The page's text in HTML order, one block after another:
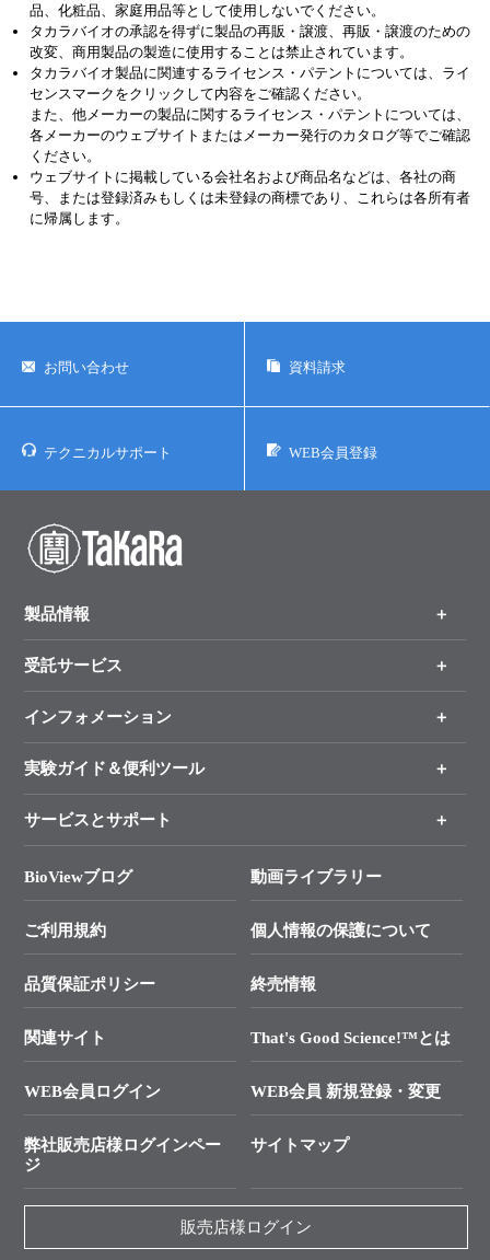
品、化粧品、家庭用品等として使用しないでください。
タカラバイオの承認を得ずに製品の再販・譲渡、再販・譲渡のための
改変、商用製品の製造に使用することは禁止されています。
タカラバイオ製品に関連するライセンス・パテントについては、ライ
センスマークをクリックして内容をご確認ください。
また、他メーカーの製品に関するライセンス・パテントについては、
各メーカーのウェブサイトまたはメーカー発行のカタログ等でご確認
ください。
ウェブサイトに掲載している会社名および商品名などは、各社の商
号、または登録済みもしくは未登録の商標であり、これらは各所有者
に帰属します。
お問い合わせ 資料請求
テクニカルサポート WEB会員登録
製品情報
製品一覧
手法から製品を探す
新製品情報
受託サービス
オンライン注文
インフォメーション
キャンペーン
タカラバイオ各種会員募集のお知らせ
終売製品のお知らせ
価格改定のご案内
技術セミナーのご案内
タカラバイオ発表文献
実験ガイド＆便利ツール
リアルタイムPCR実験のススメ
幹細胞・再生医療研究ガイド
クローニング実験ガイド
SMARTer NGSポータルサイト
プライマー設計
制限酵素切断サイトの検索
ユーザーズボイス集
抗体検索サイト
サービスとサポート
総合お問い合わせ
├ 実験コンシェルジュ
├ 受託サービスお問い合わせ
資料請求 機器関連
資料請求 受託関連
資料請求 核酸抽出・精製カタログ
BioViewブログ 動画ライブラリー
ご利用規約 個人情報の保護について
品質保証ポリシー 終売情報
関連サイト That's Good Science!™とは
WEB会員ログイン WEB会員 新規登録・変更
弊社販売店様ログインペー
ジ
サイトマップ
販売店様ログイン